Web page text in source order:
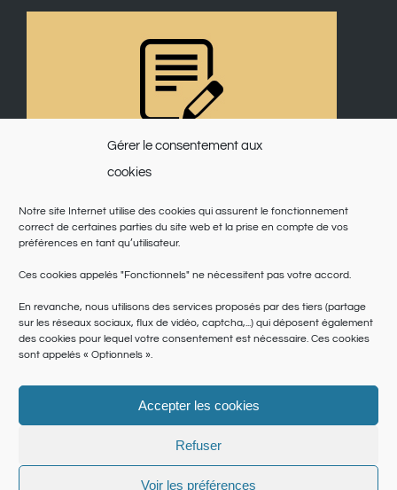
Gérer le consentement aux
cookies
Notre site Internet utilise des cookies qui assurent le fonctionnement
correct de certaines parties du site web et la prise en compte de vos
préférences en tant qu’utilisateur.
Ces cookies appelés "Fonctionnels" ne nécessitent pas votre accord.
En revanche, nous utilisons des services proposés par des tiers (partage
sur les réseaux sociaux, flux de vidéo, captcha,...) qui déposent également
des cookies pour lequel votre consentement est nécessaire. Ces cookies
sont appelés « Optionnels ».
Accepter les cookies
Refuser
Voir les préférences
Conditions générales
FacebookTwitter